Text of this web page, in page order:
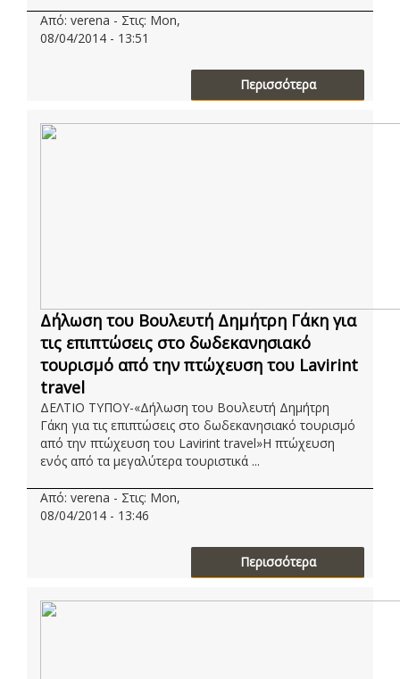
Από: verena - Στις: Mon,
08/04/2014 - 13:51
Περισσότερα
Δήλωση του Βουλευτή Δημήτρη Γάκη για
τις επιπτώσεις στο δωδεκανησιακό
τουρισμό από την πτώχευση του Lavirint
travel
ΔΕΛΤΙΟ ΤΥΠΟΥ-«Δήλωση του Βουλευτή Δημήτρη
Γάκη για τις επιπτώσεις στο δωδεκανησιακό τουρισμό
από την πτώχευση του Lavirint travel»Η πτώχευση
ενός από τα μεγαλύτερα τουριστικά ...
Από: verena - Στις: Mon,
08/04/2014 - 13:46
Περισσότερα